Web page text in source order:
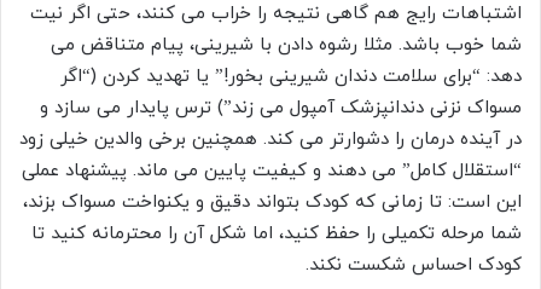
اشتباهات رایج هم گاهی نتیجه را خراب می کنند، حتی اگر نیت
شما خوب باشد. مثلا رشوه دادن با شیرینی، پیام متناقض می
دهد: “برای سلامت دندان شیرینی بخور!” یا تهدید کردن (“اگر
مسواک نزنی دندانپزشک آمپول می زند”) ترس پایدار می سازد و
در آینده درمان را دشوارتر می کند. همچنین برخی والدین خیلی زود
“استقلال کامل” می دهند و کیفیت پایین می ماند. پیشنهاد عملی
این است: تا زمانی که کودک بتواند دقیق و یکنواخت مسواک بزند،
شما مرحله تکمیلی را حفظ کنید، اما شکل آن را محترمانه کنید تا
کودک احساس شکست نکند.